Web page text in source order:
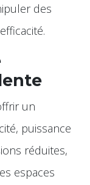
des
un
puissance
réduites,
espaces